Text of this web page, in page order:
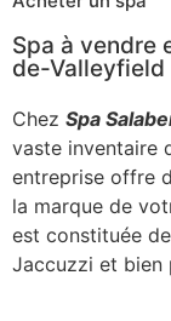
Spa à vendre
de-Valleyfield
Chez Spa
vaste inventaire
entreprise offre
la marque de
est constituée
Jaccuzzi et bien